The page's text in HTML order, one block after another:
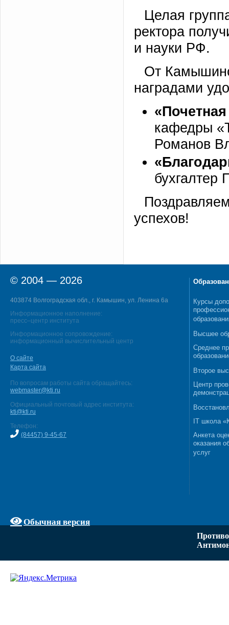
Целая
ректора
и науки РФ.
От
наградами
кафедры
Романов
бухгалтер
успехов!
© 2004 — 2026
403874 Волгоградская обл., г. Камышин, ул. Ленина 6а
Информационное наполнение:
пресс–центр института
Информационное сопровождение:
информационный вычислительный центр
О сайте
Карта сайта
По вопросам работы сайта обращайтесь:
webmaster@kti.ru
Официальный почтовый адрес института:
kti@kti.ru
Телефон:
(84457) 9-45-67
Обычная версия
Курсы
Высшее
Среднее
Второе
Центр
IT школа
Анкета
оказания
услуг